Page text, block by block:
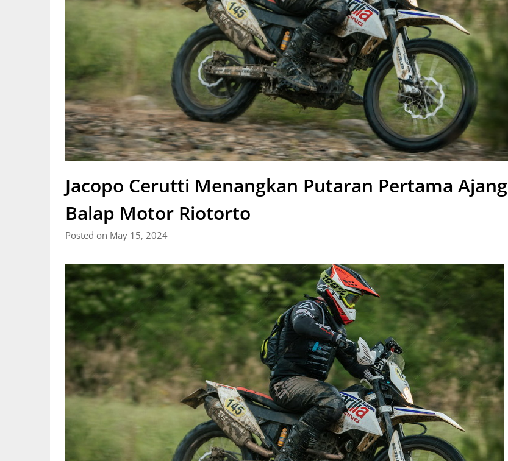
Jacopo Cerutti Menangkan Putaran Pertama Ajang
Balap Motor Riotorto
Posted on May 15, 2024